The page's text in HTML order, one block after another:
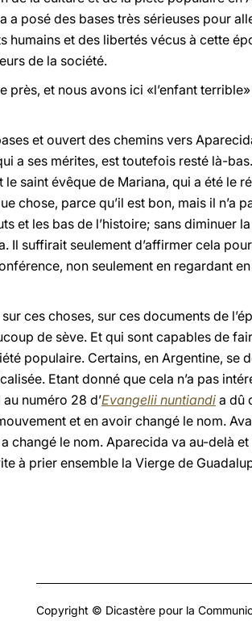
a posé des bases très sérieuses pour
humains et des libertés vécus à cette
de la société.
près, et nous avons ici «l’enfant
et ouvert des chemins vers
a ses mérites, est toutefois resté là-
saint évêque de Mariana, qui a été le
chose, parce qu’il est bon, mais il n’a
et les bas de l’histoire; sans diminuer
Il suffirait seulement d’affirmer cela
non seulement en regardant
ces choses, sur ces documents de
de sève. Et qui sont capables de
populaire. Certains, en Argentine,
Etant donné que cela n’a pas
numéro 28 d’Evangelii nuntiandi a dû
et en avoir changé le nom.
a changé le nom. Aparecida va au-delà
à prier ensemble la Vierge de
Copyright © Dicastère pour la